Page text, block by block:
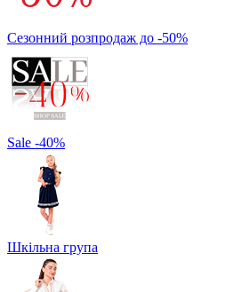
Сезонний розпродаж до -50%
Sale -40%
Шкільна група